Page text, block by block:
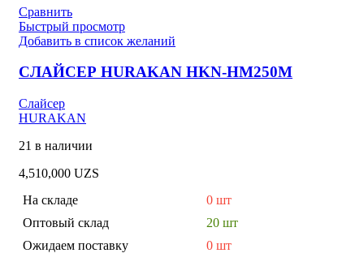
Сравнить
Быстрый просмотр
Добавить в список желаний
СЛАЙСЕР HURAKAN HKN-HM250M
Слайсер
HURAKAN
21 в наличии
4,510,000 UZS
На складе
0 шт
Оптовый склад
20 шт
Ожидаем поставку
0 шт